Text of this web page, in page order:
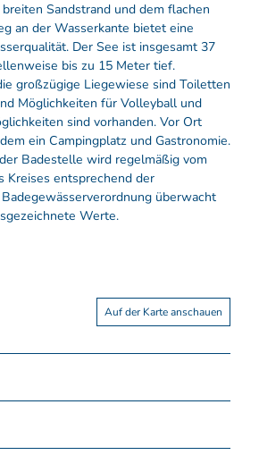
Sandstrand und dem flachen
an der Wasserkante bietet eine
Der See ist insgesamt 37
bis zu 15 Meter tief.
großzügige Liegewiese sind Toiletten
Möglichkeiten für Volleyball und
sind vorhanden. Vor Ort
ein Campingplatz und Gastronomie.
Badestelle wird regelmäßig vom
Kreises entsprechend der
überwacht
Werte.
Auf der Karte anschauen